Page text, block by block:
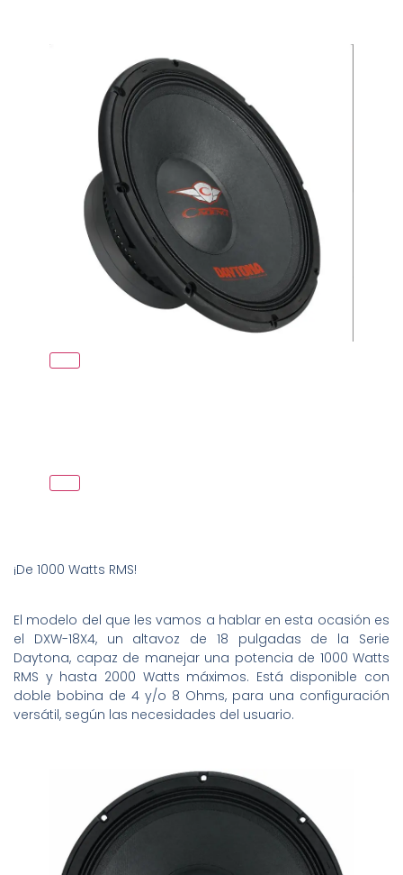
¡De 1000 Watts RMS!
El modelo del que les vamos a hablar en esta ocasión es
el DXW-18X4, un altavoz de 18 pulgadas de la Serie
Daytona, capaz de manejar una potencia de 1000 Watts
RMS y hasta 2000 Watts máximos. Está disponible con
doble bobina de 4 y/o 8 Ohms, para una configuración
versátil, según las necesidades del usuario.